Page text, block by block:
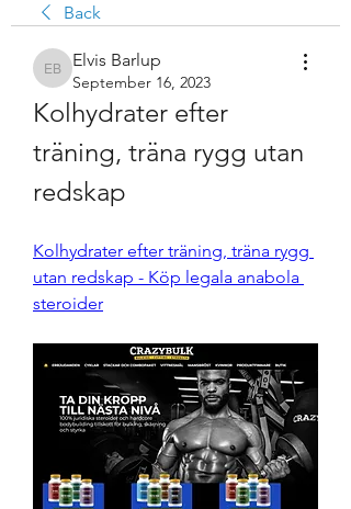
Back
Elvis Barlup
Elvis Barlup
September 16, 2023
Kolhydrater efter
träning, träna rygg utan
redskap
Kolhydrater efter träning, träna rygg
utan redskap - Köp legala anabola
steroider